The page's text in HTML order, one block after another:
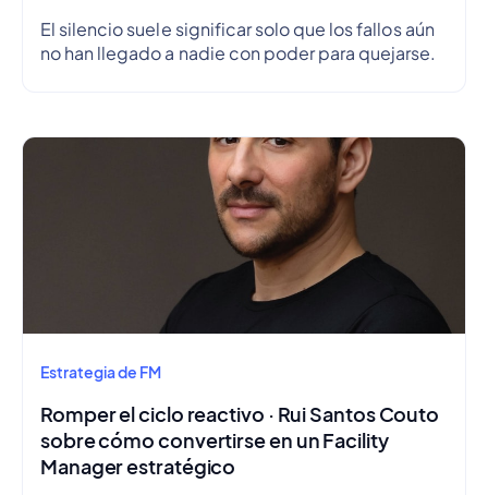
El silencio suele significar solo que los fallos aún
no han llegado a nadie con poder para quejarse.
Estrategia de FM
Romper el ciclo reactivo · Rui Santos Couto
sobre cómo convertirse en un Facility
Manager estratégico